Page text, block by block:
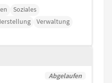
Soziales
Verwaltung
Abgelaufen